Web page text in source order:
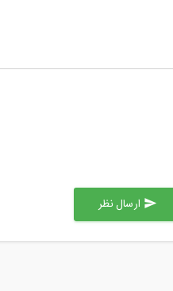
send